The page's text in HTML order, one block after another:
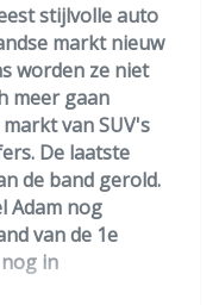
stijlvolle auto
markt nieuw
worden ze niet
meer gaan
van SUV's
De laatste
de band gerold.
Adam nog
van de 1e
in